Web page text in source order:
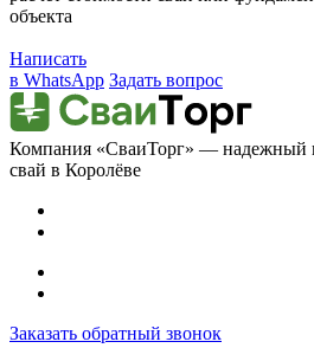
объекта
Написать
в WhatsApp Задать вопрос
Компания «СваиТорг» — надежный
свай в Королёве
Заказать обратный звонок